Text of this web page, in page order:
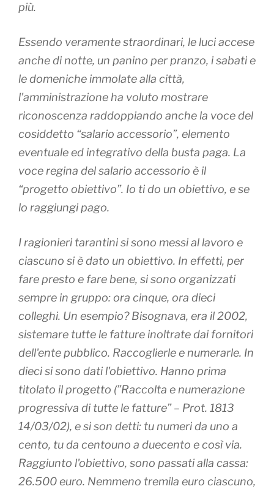
più.
Essendo veramente straordinari, le luci accese
anche di notte, un panino per pranzo, i sabati e
le domeniche immolate alla città,
l'amministrazione ha voluto mostrare
riconoscenza raddoppiando anche la voce del
cosiddetto “salario accessorio”, elemento
eventuale ed integrativo della busta paga. La
voce regina del salario accessorio è il
“progetto obiettivo”. Io ti do un obiettivo, e se
lo raggiungi pago.
I ragionieri tarantini si sono messi al lavoro e
ciascuno si è dato un obiettivo. In effetti, per
fare presto e fare bene, si sono organizzati
sempre in gruppo: ora cinque, ora dieci
colleghi. Un esempio? Bisognava, era il 2002,
sistemare tutte le fatture inoltrate dai fornitori
dell'ente pubblico. Raccoglierle e numerarle. In
dieci si sono dati l'obiettivo. Hanno prima
titolato il progetto (”Raccolta e numerazione
progressiva di tutte le fatture” – Prot. 1813
14/03/02), e si son detti: tu numeri da uno a
cento, tu da centouno a duecento e così via.
Raggiunto l'obiettivo, sono passati alla cassa:
26.500 euro. Nemmeno tremila euro ciascuno,